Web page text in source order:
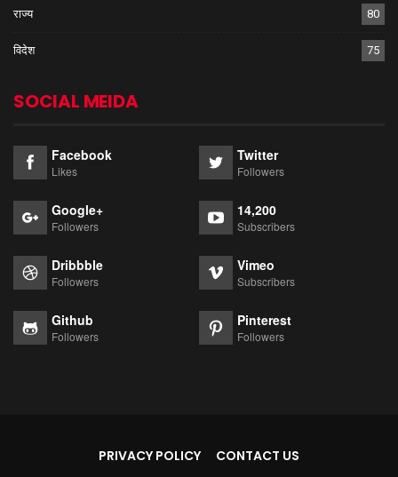
राज्य 80
विदेश 75
SOCIAL MEIDA
Facebook
Likes
Twitter
Followers
Google+
Followers
14,200
Subscribers
Dribbble
Followers
Vimeo
Subscribers
Github
Followers
Pinterest
Followers
PRIVACY POLICY CONTACT US